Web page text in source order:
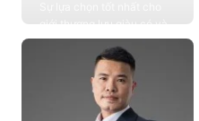
giới thượng lưu giàu có và
đẳng cấp, cung cấp các
giải pháp thiết kế chuyên
Xem chi tiết